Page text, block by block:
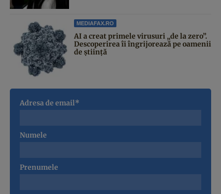
MEDIAFAX.RO
AI a creat primele virusuri „de la zero”.
Descoperirea îi îngrijorează pe oamenii
de știință
Adresa de email*
Numele
Prenumele